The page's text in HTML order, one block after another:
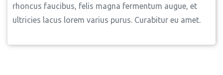
rhoncus faucibus, felis magna fermentum augue, et
ultricies lacus lorem varius purus. Curabitur eu amet.